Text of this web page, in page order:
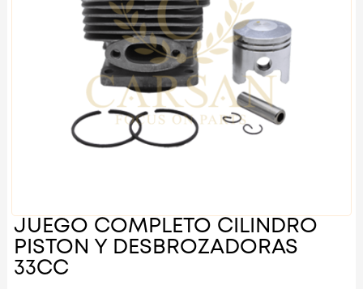
JUEGO COMPLETO CILINDRO
PISTON Y DESBROZADORAS
33CC